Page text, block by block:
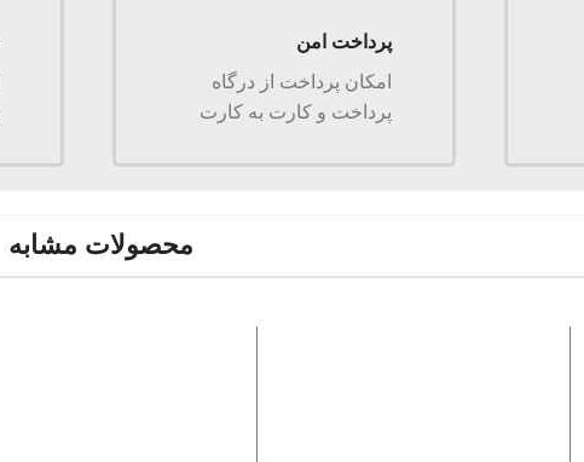
پرداخت امن
امکان پرداخت از درگاه
پرداخت و کارت به کارت
محصولات مشابه